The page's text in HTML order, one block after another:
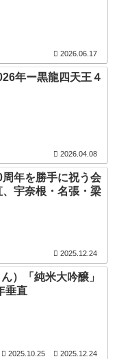
2026.06.17
年ー黒龍四天王４
2026.04.08
年を勝手に祝う会
、宇奈根・名張・梁
2025.12.24
）「純米大吟醸」
垂直
2025.10.25 2025.12.24